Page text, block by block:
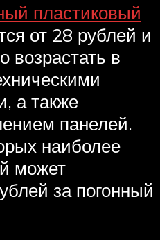
пластиковый
от 28 рублей и
возрастать в
а также
панелей.
наиболее
может
за погонный